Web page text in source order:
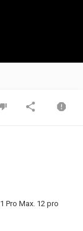
Pro Max. 12 pro